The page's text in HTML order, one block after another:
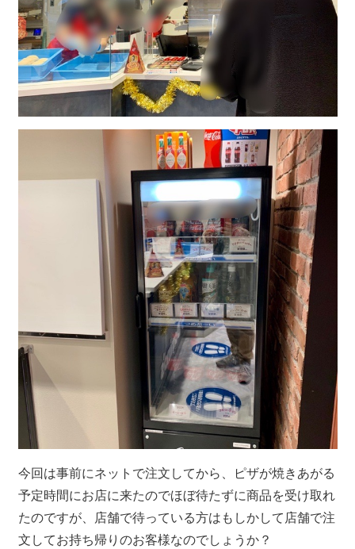
今回は事前にネットで注文してから、ピザが焼きあがる
予定時間にお店に来たのでほぼ待たずに商品を受け取れ
たのですが、店舗で待っている方はもしかして店舗で注
文してお持ち帰りのお客様なのでしょうか？